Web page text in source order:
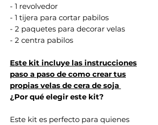
- 1 revolvedor
- 1 tijera para cortar pabilos
- 2 paquetes para decorar velas
- 2 centra pabilos
Este kit incluye las instrucciones
paso a paso de como crear tus
propias velas de cera de soja
¿Por qué elegir este kit?
Este kit es perfecto para quienes